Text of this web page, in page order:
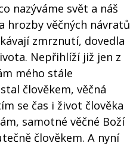
nazýváme svět a náš
hrozby věčných návratů
zmrznutí, dovedla
Nepřihlíží již jen z
mého stále
člověkem, věčná
se čas i život člověka
samotné věčné Boží
člověkem. A nyní